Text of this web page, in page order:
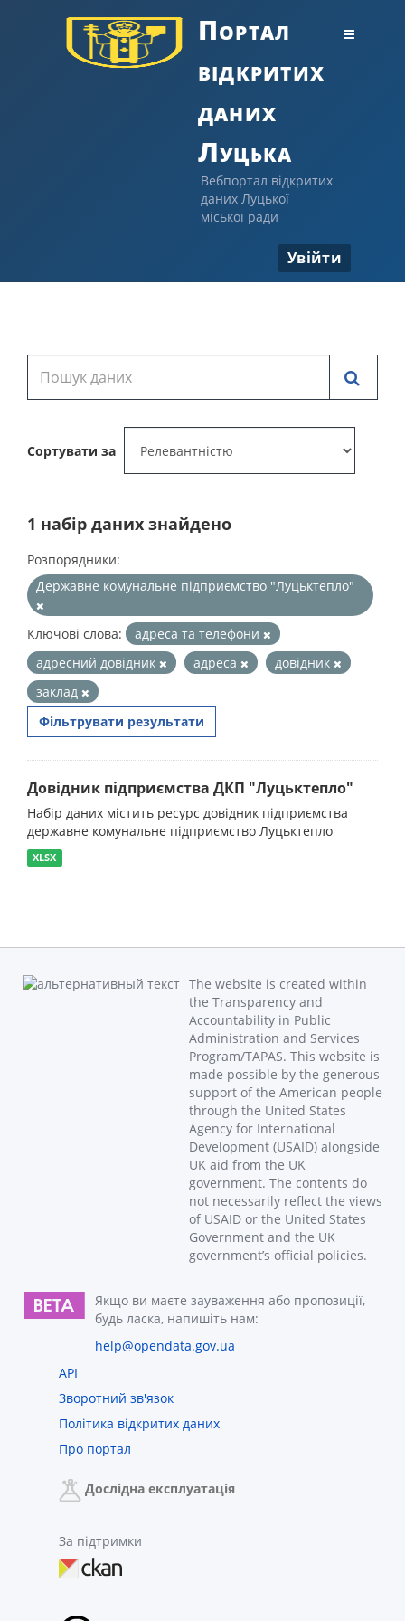
Портал
відкритих
даних
Луцька
Вебпортал відкритих
даних Луцької
міської ради
Увійти
Сортувати за
1 набір даних знайдено
Розпорядники:
Державне комунальне підприємство "Луцьктепло"
Ключові слова:
адреса та телефони
адресний довідник
адреса
довідник
заклад
Фільтрувати результати
Довідник підприємства ДКП "Луцьктепло"
Набір даних містить ресурс довідник підприємства
державне комунальне підприємство Луцьктепло
XLSX
The website is created within
the Transparency and
Accountability in Public
Administration and Services
Program/TAPAS. This website is
made possible by the generous
support of the American people
through the United States
Agency for International
Development (USAID) alongside
UK aid from the UK
government. The contents do
not necessarily reflect the views
of USAID or the United States
Government and the UK
government’s official policies.
Якщо ви маєте зауваження або пропозиції,
будь ласка, напишіть нам:
help@opendata.gov.ua
API
Зворотний зв'язок
Політика відкритих даних
Про портал
Дослідна експлуатація
За підтримки